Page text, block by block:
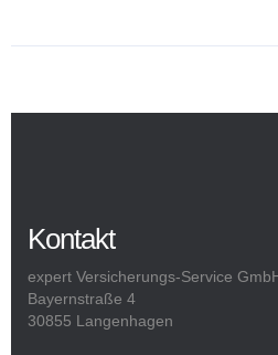
Kontakt
expert Versicherungs-Service
Bayernstraße 4
30855 Langenhagen